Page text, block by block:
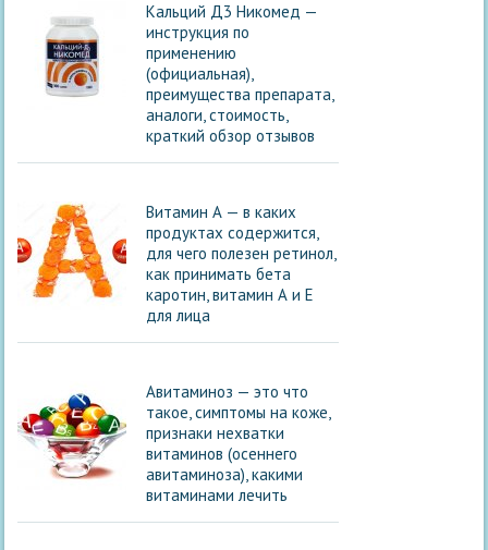
Кальций Д3 Никомед —
инструкция по
применению
(официальная),
преимущества препарата,
аналоги, стоимость,
краткий обзор отзывов
Витамин А — в каких
продуктах содержится,
для чего полезен ретинол,
как принимать бета
каротин, витамин А и Е
для лица
Авитаминоз — это что
такое, симптомы на коже,
признаки нехватки
витаминов (осеннего
авитаминоза), какими
витаминами лечить